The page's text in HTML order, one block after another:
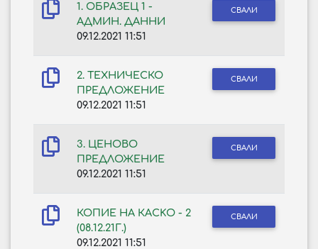
1. ОБРАЗЕЦ 1 -
АДМИН. ДАННИ
09.12.2021 11:51
СВАЛИ
2. ТЕХНИЧЕСКО
ПРЕДЛОЖЕНИЕ
09.12.2021 11:51
СВАЛИ
3. ЦЕНОВО
ПРЕДЛОЖЕНИЕ
09.12.2021 11:51
СВАЛИ
КОПИЕ НА КАСKO - 2
(08.12.21Г.)
09.12.2021 11:51
СВАЛИ